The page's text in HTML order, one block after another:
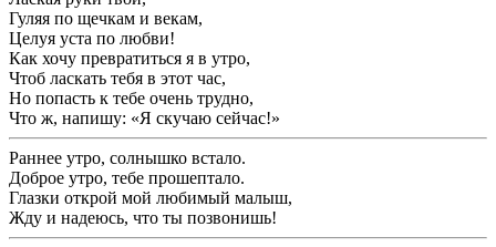
Гуляя по щечкам и векам,
Целуя уста по любви!
Как хочу превратиться я в утро,
Чтоб ласкать тебя в этот час,
Но попасть к тебе очень трудно,
Что ж, напишу: «Я скучаю сейчас!»
Раннее утро, солнышко встало.
Доброе утро, тебе прошептало.
Глазки открой мой любимый малыш,
Жду и надеюсь, что ты позвонишь!